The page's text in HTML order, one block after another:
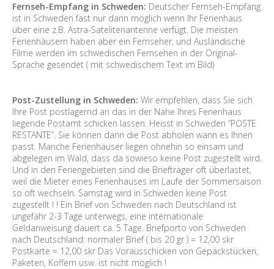
Fernseh-Empfang in Schweden: Deutscher Fernseh-Empfang
ist in Schweden fast nur dann möglich wenn Ihr Ferienhaus
über eine z.B. Astra-Satelitenantenne verfügt. Die meisten
Ferienhäusern haben aber ein Fernseher, und Ausländische
Filme werden im schwedischen Fernsehen in der Original-
Sprache gesendet ( mit schwedischem Text im Bild)
Post-Zustellung in Schweden: Wir empfehlen, dass Sie sich
Ihre Post postlagernd an das in der Nähe Ihres Ferienhaus
liegende Postamt schicken lassen. Heisst in Schweden “POSTE
RESTANTE”. Sie können dann die Post abholen wann es Ihnen
passt. Manche Ferienhäuser liegen ohnehin so einsam und
abgelegen im Wald, dass da sowieso keine Post zugestellt wird.
Und in den Feriengebieten sind die Briefträger oft überlastet,
weil die Mieter eines Ferienhauses im Laufe der Sommersaison
so oft wechseln. Samstag wird in Schweden keine Post
zugestellt ! ! Ein Brief von Schweden nach Deutschland ist
ungefähr 2-3 Tage unterwegs, eine internationale
Geldanweisung dauert ca. 5 Tage. Briefporto von Schweden
nach Deutschland: normaler Brief ( bis 20 gr ) = 12,00 skr
Postkarte = 12,00 skr Das Vorausschicken von Gepäckstücken,
Paketen, Koffern usw. ist nicht möglich !